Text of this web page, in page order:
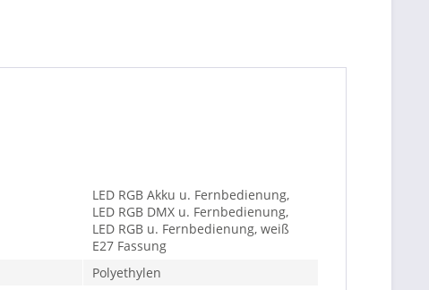
LED RGB Akku u. Fernbedienung,
LED RGB DMX u. Fernbedienung,
LED RGB u. Fernbedienung, weiß
E27 Fassung
Polyethylen